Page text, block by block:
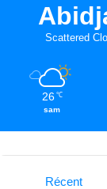
Scattered
26 ℃
sam
Récent